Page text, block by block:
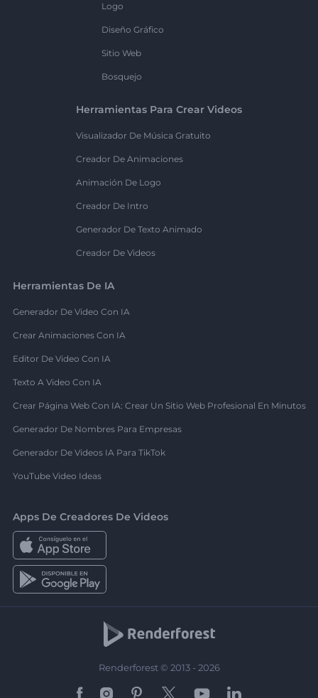
Logo
Diseño Gráfico
Sitio Web
Bosquejo
Herramientas Para Crear Videos
Visualizador De Música Gratuito
Creador De Animaciones
Animación De Logo
Creador De Intro
Generador De Texto Animado
Creador De Videos
Herramientas De IA
Generador De Video Con IA
Crear Animaciones Con IA
Editor De Video Con IA
Texto A Video Con IA
Crear Página Web Con IA: Crear Un Sitio Web Profesional En Minutos
Generador De Nombres Para Empresas
Generador De Videos IA Para TikTok
YouTube Video Ideas
Apps De Creadores De Videos
Renderforest © 2013 - 2026